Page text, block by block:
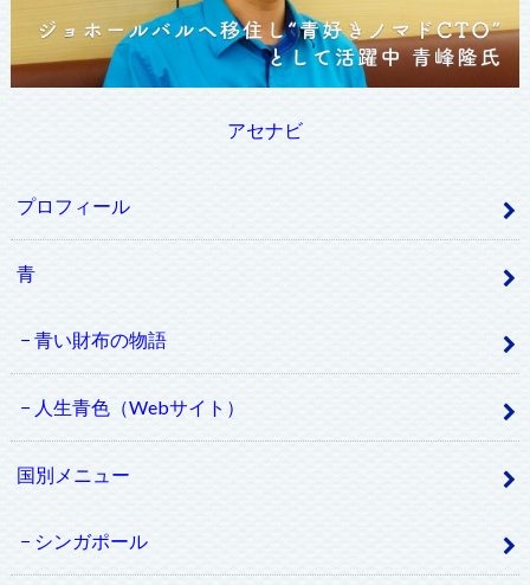
アセナビ
プロフィール
青
青い財布の物語
人生青色（Webサイト）
国別メニュー
シンガポール